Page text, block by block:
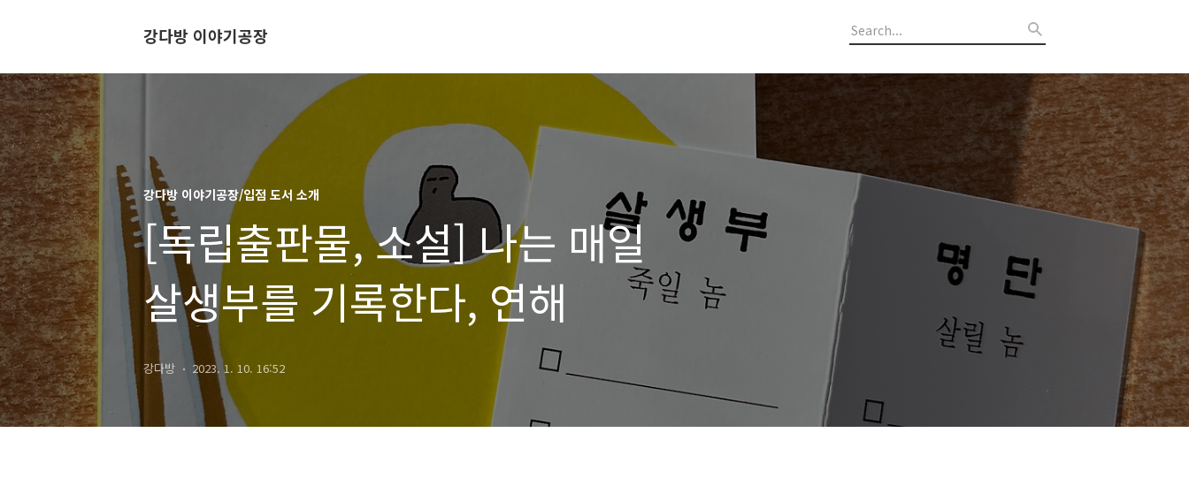
강다방 이야기공장
강다방 이야기공장/입점 도서 소개
[독립출판물, 소설] 나는 매일
살생부를 기록한다, 연해
강다방 2023. 1. 10. 16:52